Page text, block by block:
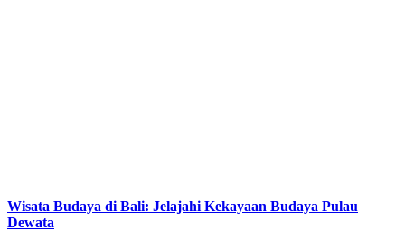
Wisata Budaya di Bali: Jelajahi Kekayaan Budaya Pulau
Dewata